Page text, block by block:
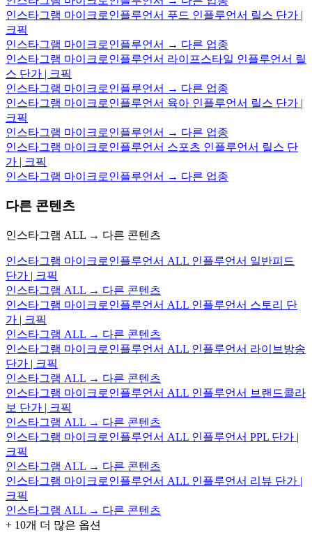
인스타그램 마이크로인플루언서 푸드 인플루언서 릴스 단가 |
크픽
인스타그램 마이크로인플루언서 → 다른 업종
인스타그램 마이크로인플루언서 라이프스타일 인플루언서 릴
스 단가 | 크픽
인스타그램 마이크로인플루언서 → 다른 업종
인스타그램 마이크로인플루언서 육아 인플루언서 릴스 단가 |
크픽
인스타그램 마이크로인플루언서 → 다른 업종
인스타그램 마이크로인플루언서 스포츠 인플루언서 릴스 단
가 | 크픽
인스타그램 마이크로인플루언서 → 다른 업종
다른 콘텐츠
인스타그램 ALL → 다른 콘텐츠
인스타그램 마이크로인플루언서 ALL 인플루언서 일반피드
단가 | 크픽
인스타그램 ALL → 다른 콘텐츠
인스타그램 마이크로인플루언서 ALL 인플루언서 스토리 단
가 | 크픽
인스타그램 ALL → 다른 콘텐츠
인스타그램 마이크로인플루언서 ALL 인플루언서 라이브방송
단가 | 크픽
인스타그램 ALL → 다른 콘텐츠
인스타그램 마이크로인플루언서 ALL 인플루언서 브랜드콜라
보 단가 | 크픽
인스타그램 ALL → 다른 콘텐츠
인스타그램 마이크로인플루언서 ALL 인플루언서 PPL 단가 |
크픽
인스타그램 ALL → 다른 콘텐츠
인스타그램 마이크로인플루언서 ALL 인플루언서 리뷰 단가 |
크픽
인스타그램 ALL → 다른 콘텐츠
+ 10개 더 많은 옵션